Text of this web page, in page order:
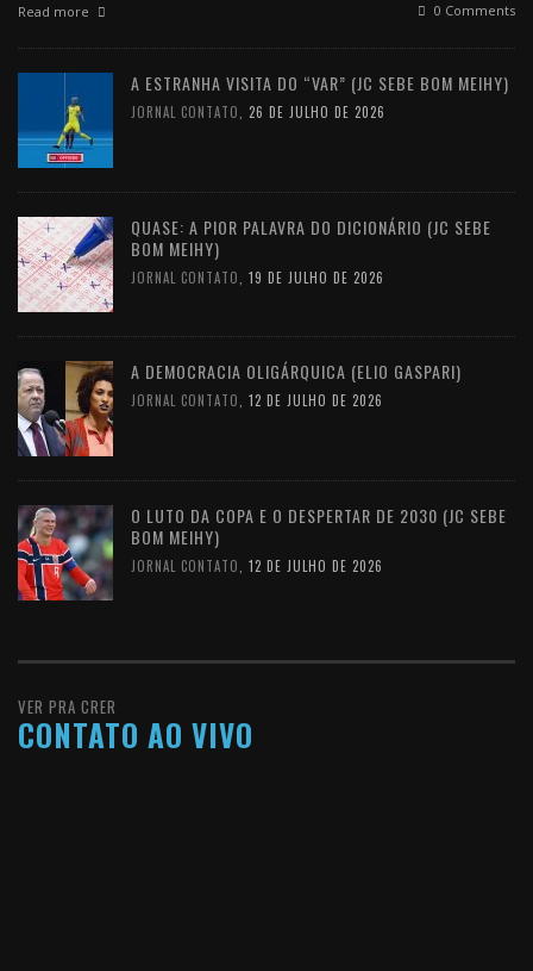
Read more 0 Comments
A ESTRANHA VISITA DO “VAR” (JC SEBE BOM MEIHY)
JORNAL CONTATO 26 DE JULHO DE 2026
QUASE: A PIOR PALAVRA DO DICIONÁRIO (JC SEBE
BOM MEIHY)
JORNAL CONTATO 19 DE JULHO DE 2026
A DEMOCRACIA OLIGÁRQUICA (ELIO GASPARI)
JORNAL CONTATO 12 DE JULHO DE 2026
O LUTO DA COPA E O DESPERTAR DE 2030 (JC SEBE
BOM MEIHY)
JORNAL CONTATO 12 DE JULHO DE 2026
VER PRA CRER
CONTATO AO VIVO